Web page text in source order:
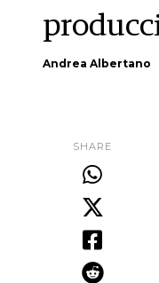
Andrea Albertano
SHARE